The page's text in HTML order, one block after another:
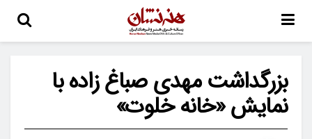
بزرگداشت مهدی صباغ‌ زاده با
نمایش «خانه خلوت»